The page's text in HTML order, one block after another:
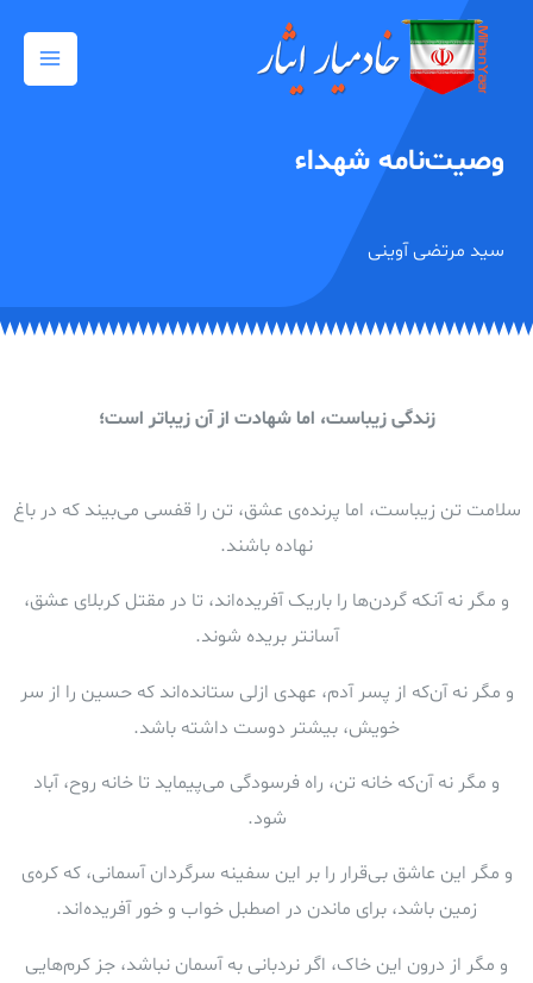
وصیت‌نامه شهداء
سید مرتضی آوینی
زندگی زیباست، اما شهادت از آن زیباتر است؛
سلامت تن زیباست، اما پرنده‌ی عشق، تن را قفسی می‌بیند که در باغ
نهاده باشند.
و مگر نه آنکه گردن‌ها را باریک آفریده‌اند، تا در مقتل کربلای عشق،
آسانتر بریده شوند.
و مگر نه آن‌که از پسر آدم، عهدی ازلی ستانده‌اند که حسین را از سر
خویش، بیشتر دوست داشته باشد.
و مگر نه آن‌که خانه تن، راه فرسودگی می‌پیماید تا خانه روح، آباد
شود.
و مگر این عاشق بی‌قرار را بر این سفینه سرگردان آسمانی، که کره‌ی
زمین باشد، برای ماندن در اصطبل خواب و خور آفریده‌اند.
و مگر از درون این خاک، اگر نردبانی به آسمان نباشد، جز کرم‌هایی